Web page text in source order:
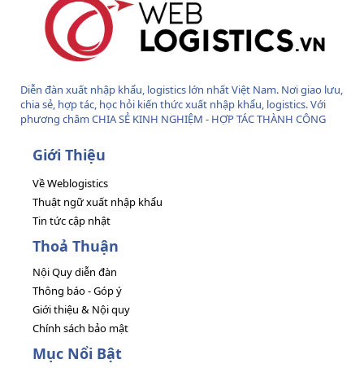
Diễn đàn xuất nhập khẩu, logistics lớn nhất Việt Nam. Nơi giao lưu,
chia sẻ, hợp tác, học hỏi kiến thức xuất nhập khẩu, logistics. Với
phương châm CHIA SẺ KINH NGHIỆM - HỢP TÁC THÀNH CÔNG
Giới Thiệu
Về Weblogistics
Thuật ngữ xuất nhập khẩu
Tin tức cập nhật
Thoả Thuận
Nội Quy diễn đàn
Thông báo - Góp ý
Giới thiệu & Nội quy
Chính sách bảo mật
Mục Nổi Bật